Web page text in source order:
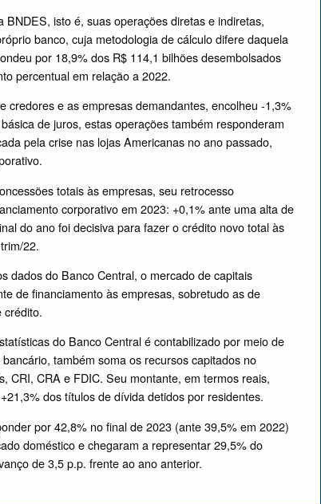
isto é, suas operações diretas e indiretas,
banco, cuja metodologia de cálculo difere daquela
por 18,9% dos R$ 114,1 bilhões desembolsados
percentual em relação a 2022.
credores e as empresas demandantes, encolheu -1,3%
de juros, estas operações também responderam
pela crise nas lojas Americanas no ano passado,
totais às empresas, seu retrocesso
corporativo em 2023: +0,1% ante uma alta de
do ano foi decisiva para fazer o crédito novo total às
22.
dados do Banco Central, o mercado de capitais
de financiamento às empresas, sobretudo as de
crédito.
do Banco Central é contabilizado por meio de
também soma os recursos capitados no
CRI, CRA e FDIC. Seu montante, em termos reais,
dos títulos de dívida detidos por residentes.
por 42,8% no final de 2023 (ante 39,5% em 2022)
doméstico e chegaram a representar 29,5% do
de 3,5 p.p. frente ao ano anterior.